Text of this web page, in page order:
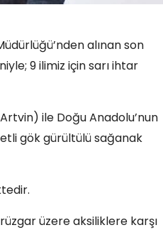
alınan son
9 ilimiz için sarı ihtar
ile Doğu Anadolu’nun
gök gürültülü sağanak
rüzgar üzere aksiliklere karşı